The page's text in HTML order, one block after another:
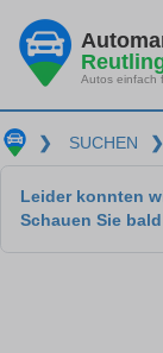
Autos einfach
❯ SUCHEN ❯
Leider konnten
Schauen Sie